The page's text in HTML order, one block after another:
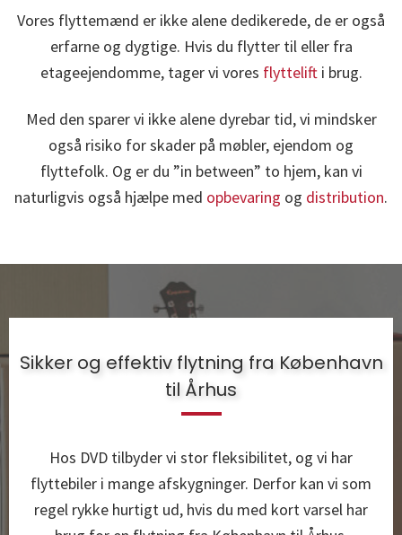
Vores flyttemænd er ikke alene dedikerede, de er også
erfarne og dygtige. Hvis du flytter til eller fra
etageejendomme, tager vi vores flyttelifti brug.
Med den sparer vi ikke alene dyrebar tid, vi mindsker
også risiko for skader på møbler, ejendom og
flyttefolk. Og er du ”in between” to hjem, kan vi
naturligvis også hjælpe med opbevaring og distribution.
Sikker og effektiv flytning fra København
til Århus
Hos DVD tilbyder vi stor fleksibilitet, og vi har
flyttebiler i mange afskygninger. Derfor kan vi som
regel rykke hurtigt ud, hvis du med kort varsel har